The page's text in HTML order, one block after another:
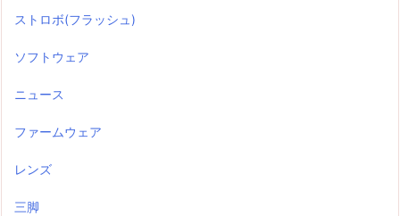
ストロボ(フラッシュ)
ソフトウェア
ニュース
ファームウェア
レンズ
三脚